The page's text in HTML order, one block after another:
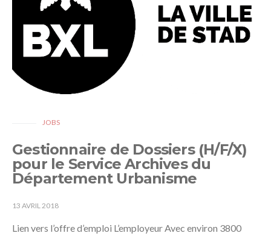
JOBS
Gestionnaire de Dossiers (H/F/X)
pour le Service Archives du
Département Urbanisme
13 AVRIL 2018
Lien vers l’offre d’emploi L’employeur Avec environ 3800